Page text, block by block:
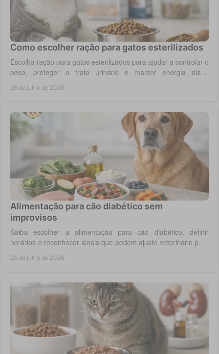
Como escolher ração para gatos esterilizados
Escolha ração para gatos esterilizados para ajudar a controlar o
peso, proteger o trato urinário e manter energia diária
26 de julho de 2026
Alimentação para cão diabético sem
improvisos
Saiba escolher a alimentação para cão diabético, definir
horários e reconhecer sinais que pedem ajuste veterinário para
25 de julho de 2026